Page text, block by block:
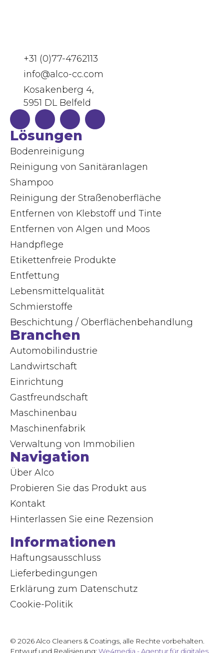
+31 (0)77-4762113
info@alco-cc.com
Kosakenberg 4,
5951 DL Belfeld
Lösungen
Bodenreinigung
Reinigung von Sanitäranlagen
Shampoo
Reinigung der Straßenoberfläche
Entfernen von Klebstoff und Tinte
Entfernen von Algen und Moos
Handpflege
Etikettenfreie Produkte
Entfettung
Lebensmittelqualität
Schmierstoffe
Beschichtung / Oberflächenbehandlung
Branchen
Automobilindustrie
Landwirtschaft
Einrichtung
Gastfreundschaft
Maschinenbau
Maschinenfabrik
Verwaltung von Immobilien
Navigation
Über Alco
Probieren Sie das Produkt aus
Kontakt
Hinterlassen Sie eine Rezension
Informationen
Haftungsausschluss
Lieferbedingungen
Erklärung zum Datenschutz
Cookie-Politik
© 2026 Alco Cleaners & Coatings, alle Rechte vorbehalten.
Entwurf und Realisierung: We4media - Agentur für digitales